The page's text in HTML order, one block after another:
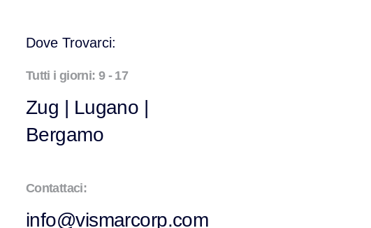
Dove Trovarci:
Tutti i giorni: 9 - 17
Zug | Lugano |
Bergamo
Contattaci:
info@vismarcorp.com